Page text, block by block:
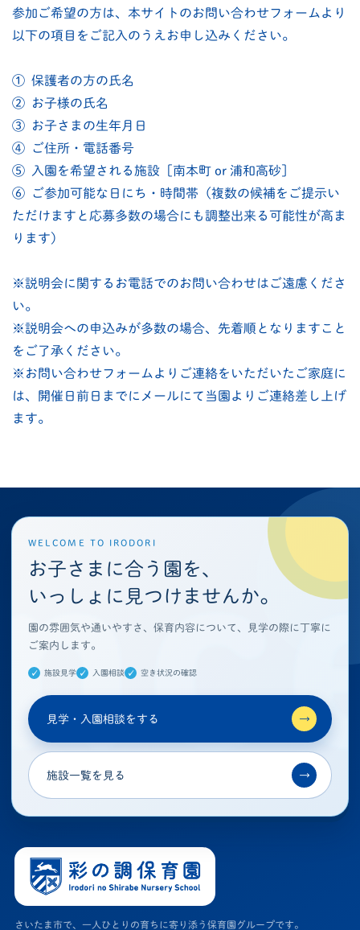
参加ご希望の方は、本サイトのお問い合わせフォームより
以下の項目をご記入のうえお申し込みください。
① 保護者の方の氏名
② お子様の氏名
③ お子さまの生年月日
④ ご住所・電話番号
⑤ 入園を希望される施設［南本町 or 浦和高砂］
⑥ ご参加可能な日にち・時間帯（複数の候補をご提示い
ただけますと応募多数の場合にも調整出来る可能性が高ま
ります）
※説明会に関するお電話でのお問い合わせはご遠慮くださ
い。
※説明会への申込みが多数の場合、先着順となりますこと
をご了承ください。
※お問い合わせフォームよりご連絡をいただいたご家庭に
は、開催日前日までにメールにて当園よりご連絡差し上げ
ます。
WELCOME TO IRODORI
お子さまに合う園を、
いっしょに見つけませんか。
園の雰囲気や通いやすさ、保育内容について、見学の際に丁寧に
ご案内します。
施設見学 入園相談 空き状況の確認
見学・入園相談をする →
施設一覧を見る →
さいたま市で、一人ひとりの育ちに寄り添う保育園グループです。